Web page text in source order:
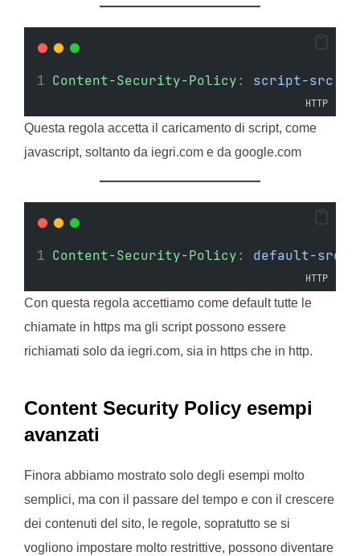
Content-Security-Policy: script-src
HTTP
Questa regola accetta il caricamento di script, come
javascript, soltanto da iegri.com e da google.com
Content-Security-Policy: default-src
HTTP
Con questa regola accettiamo come default tutte le
chiamate in https ma gli script possono essere
richiamati solo da iegri.com, sia in https che in http.
Content Security Policy esempi
avanzati
Finora abbiamo mostrato solo degli esempi molto
semplici, ma con il passare del tempo e con il crescere
dei contenuti del sito, le regole, sopratutto se si
vogliono impostare molto restrittive, possono diventare